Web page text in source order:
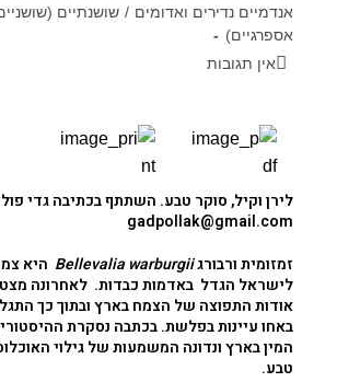
אנדמיים נדירים ואדומים / שושנתיים
אספרגיים)
אין תגובות
לירן וקיל, סוקר טבע. השתתף בכתיבהגדי
gadpollak@gmail.com
זמזומית ורבורגBellevalia warburgii היא
לישראל הגדל באדמות כבדות. לאחרונה
אודות התפוצה של הצמח בארץ ובתוך כך
באחו עיינות בפלשת. בכתבה נסקרת
המין בארץ ונדונה המשמעות של גילוי
טבע.